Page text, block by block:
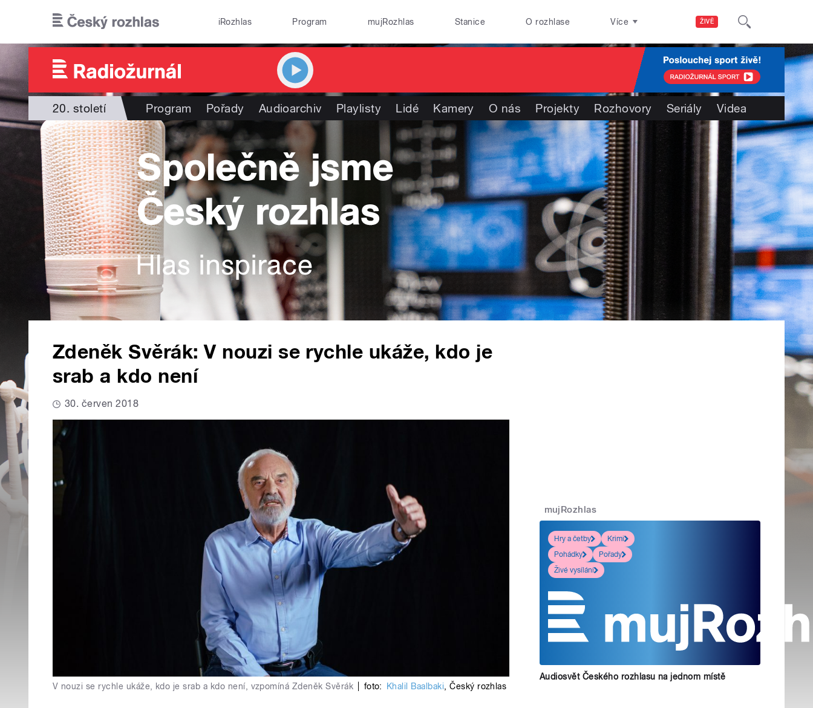
ŽIVĚ
iRozhlas Program mujRozhlas Stanice O rozhlase Více
20. století Program Pořady Audioarchiv Playlisty Lidé Kamery O nás Projekty Rozhovory Seriály Videa
Zdeněk Svěrák: V nouzi se rychle ukáže, kdo je
srab a kdo není
30. červen 2018
V nouzi se rychle ukáže, kdo je srab a kdo není, vzpomíná Zdeněk Svěrák foto: Khalil Baalbaki,Český rozhlas
mujRozhlas
Hry a četby
Krimi
Pohádky
Pořady
Živé vysílání
Audiosvět Českého rozhlasu na jednom místě